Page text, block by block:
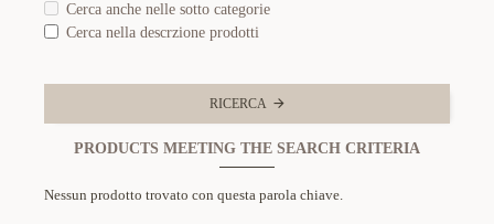
Cerca anche nelle sotto categorie
Cerca nella descrzione prodotti
RICERCA
PRODUCTS MEETING THE SEARCH CRITERIA
Nessun prodotto trovato con questa parola chiave.